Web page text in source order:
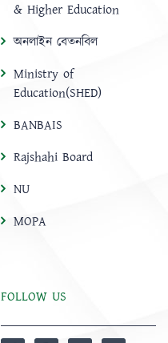
& Higher Education
অনলাইন বেতনবিল
Ministry of
Education(SHED)
BANBAIS
Rajshahi Board
NU
MOPA
FOLLOW US